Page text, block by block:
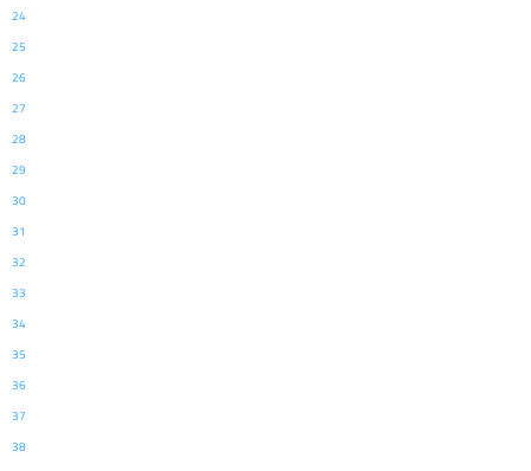
24
25
26
27
28
29
30
31
32
33
34
35
36
37
38